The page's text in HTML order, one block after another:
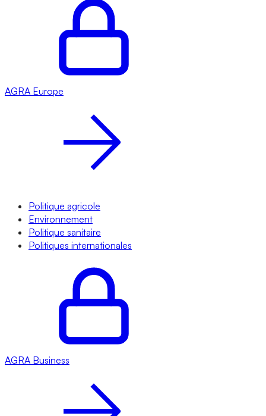
AGRA Europe
Politique agricole
Environnement
Politique sanitaire
Politiques internationales
AGRA Business